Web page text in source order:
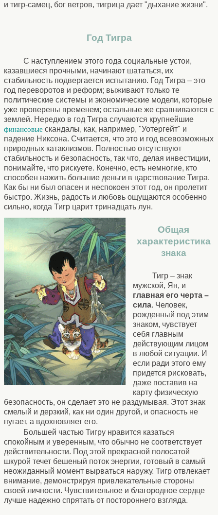
и тигр-самец, бог ветров, тигрица дает "дыхание жизни".
Год Тигра
С наступлением этого года социальные устои,
казавшиеся прочными, начинают шататься, их
стабильность подвергается испытанию. Год Тигра – это
год переворотов и реформ; выживают только те
политические системы и экономические модели, которые
уже проверены временем; остальные же сравниваются с
землей. Нередко в год Тигра случаются крупнейшие
финансовые скандалы, как, например, "Уотергейт" и
падение Никсона. Считается, что это и год всевозможных
природных катаклизмов. Полностью отсутствуют
стабильность и безопасность, так что, делая инвестиции,
понимайте, что рискуете. Конечно, есть немногие, кто
способен нажить большие деньги в царствование Тигра.
Как бы ни был опасен и неспокоен этот год, он пролетит
быстро. Жизнь, радость и любовь ощущаются особенно
сильно, когда Тигр царит тринадцать лун.
Общая
характеристика
знака
Тигр – знак
мужской, Ян, и
главная его черта –
сила. Человек,
рожденный под этим
знаком, чувствует
себя главным
действующим лицом
в любой ситуации. И
если ради этого ему
придется рисковать,
даже поставив на
карту физическую
безопасность, он сделает это не раздумывая. Этот знак
смелый и дерзкий, как ни один другой, и опасность не
пугает, а вдохновляет его.
Большей частью Тигру нравится казаться
спокойным и уверенным, что обычно не соответствует
действительности. Под этой прекрасной полосатой
шкурой течет бешеный поток энергии, готовый в самый
неожиданный момент вырваться наружу. Тигр отвлекает
внимание, демонстрируя привлекательные стороны
своей личности. Чувствительное и благородное сердце
лучше надежно спрятать от постороннего взгляда.